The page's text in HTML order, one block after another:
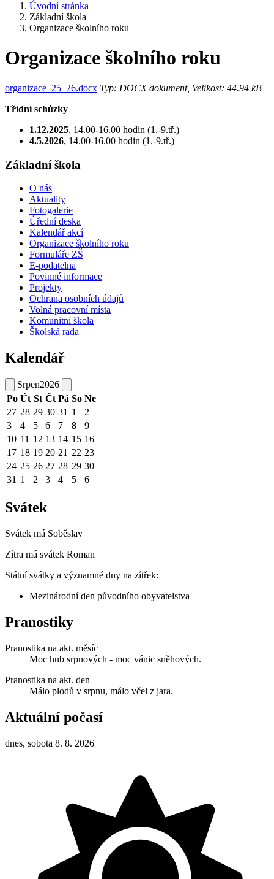
Úvodní stránka
Základní škola
Organizace školního roku
Organizace školního roku
organizace_25_26.docx Typ: DOCX dokument, Velikost: 44.94 kB
Třídní schůzky
1.12.2025, 14.00-16.00 hodin (1.-9.tř.)
4.5.2026, 14.00-16.00 hodin (1.-9.tř.)
Základní škola
O nás
Aktuality
Fotogalerie
Úřední deska
Kalendář akcí
Organizace školního roku
Formuláře ZŠ
E-podatelna
Povinné informace
Projekty
Ochrana osobních údajů
Volná pracovní místa
Komunitní škola
Školská rada
Kalendář
Srpen2026
Po Út St Čt Pá So Ne
27 28 29 30 31 1
2
3
4 5 6 7 8
9
10 11 12 13 14 15 16
17 18 19 20 21 22 23
24 25 26 27 28 29 30
31 1 2 3 4 5 6
Svátek
Svátek má Soběslav
Zítra má svátek Roman
Státní svátky a významné dny na zítřek:
Mezinárodní den původního obyvatelstva
Pranostiky
Pranostika na akt. měsíc
Moc hub srpnových - moc vánic sněhových.
Pranostika na akt. den
Málo plodů v srpnu, málo včel z jara.
Aktuální počasí
dnes, sobota 8. 8. 2026